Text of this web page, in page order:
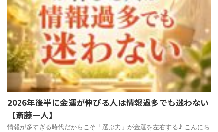
2026年後半に金運が伸びる人は情報過多でも迷わない
【斎藤一人】
情報が多すぎる時代だからこそ「選ぶ力」が金運を左右する♪ こんにち